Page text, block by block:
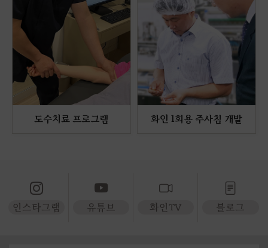
환자분들의 삶의 질까지 높여드리도록
노력하겠습니다.
감사합니다. 오늘도 I'm Fine!
도수치료 프로그램 화인 1회용 주사침 개발
인스타그램 유튜브 화인TV 블로그